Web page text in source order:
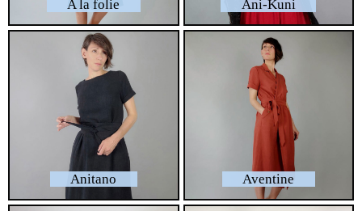
A la folie Ani-Kuni
Anitano Aventine